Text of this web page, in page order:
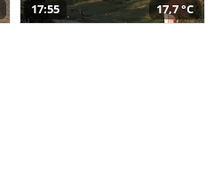
17:55 17,7 °C